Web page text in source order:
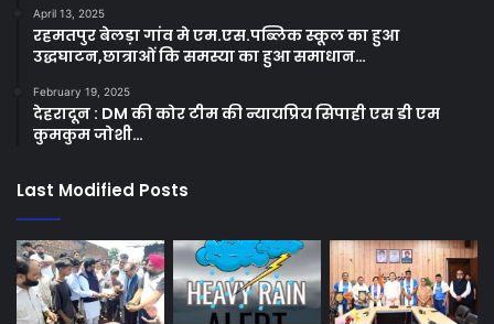
April 13, 2025
रहमतपुर बेलड़ा गांव मे एम.एस.पब्लिक स्कूल का हुआ
उद्धघाटन,छात्राओं कि समस्या का हुआ समाधान…
February 19, 2025
देहरादून : DM की कोर टीम की न्यायप्रिय सिपाही एस डी एम
कुमकुम जोशी…
Last Modified Posts